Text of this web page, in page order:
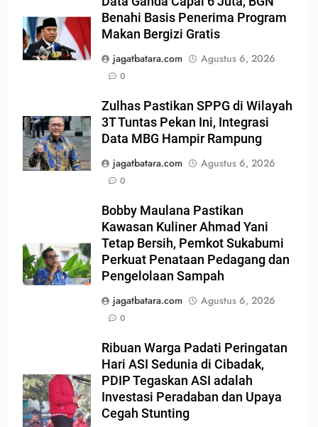
Benahi Basis Penerima Program
Makan Bergizi Gratis
jagatbatara.com
Agustus 6, 2026
0
Zulhas Pastikan SPPG di Wilayah
3T Tuntas Pekan Ini, Integrasi
Data MBG Hampir Rampung
jagatbatara.com
Agustus 6, 2026
0
Bobby Maulana Pastikan
Kawasan Kuliner Ahmad Yani
Tetap Bersih, Pemkot Sukabumi
Perkuat Penataan Pedagang dan
Pengelolaan Sampah
jagatbatara.com
Agustus 6, 2026
0
Ribuan Warga Padati Peringatan
Hari ASI Sedunia di Cibadak,
PDIP Tegaskan ASI adalah
Investasi Peradaban dan Upaya
Cegah Stunting